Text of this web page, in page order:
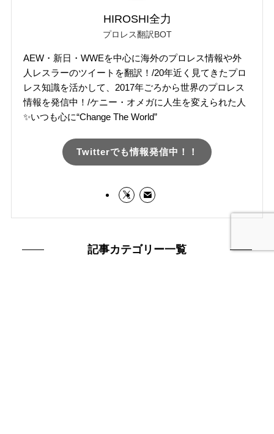
HIROSHI全力
プロレス翻訳BOT
AEW・新日・WWEを中心に海外のプロレス情報や外
人レスラーのツイートを翻訳！/20年近く見てきたプロ
レス知識を活かして、2017年ごろから世界のプロレス
情報を発信中！/ケニー・オメガに人生を変えられた人
✨いつも心に“Change The World”
Twitterでも情報発信中！！
記事カテゴリー一覧